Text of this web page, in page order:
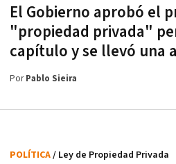
El Gobierno aprobó el
"propiedad privada"
capítulo y se llevó una
PorPablo Sieira
POLÍTICA/ Ley de Propiedad Privada